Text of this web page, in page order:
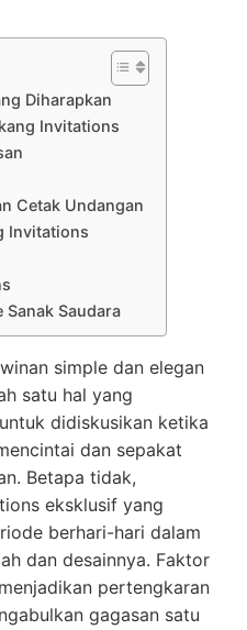
Diharapkan
Invitations
Cetak Undangan
Invitations
Saudara
simple dan elegan
satu hal yang
didiskusikan ketika
dan sepakat
Betapa tidak,
eksklusif yang
berhari-hari dalam
dan desainnya. Faktor
pertengkaran
gagasan satu